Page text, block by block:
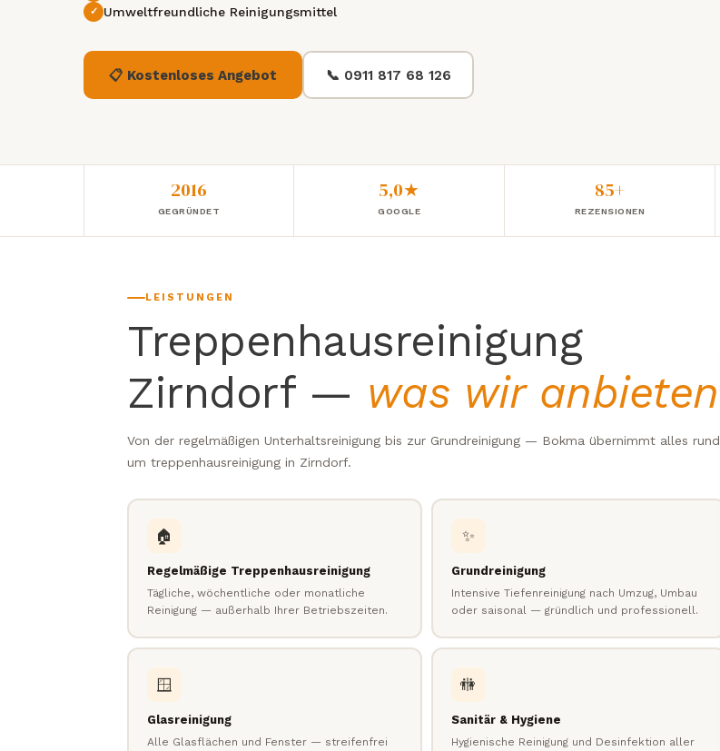
Umweltfreundliche Reinigungsmittel
📋 Kostenloses Angebot 📞 0911 817 68 126
2016
GEGRÜNDET
5,0★
GOOGLE
85+
REZENSIONEN
LEISTUNGEN
Treppenhausreinigung
Zirndorf — was wir anbieten
Von der regelmäßigen Unterhaltsreinigung bis zur Grundreinigung — Bokma übernimmt alles rund
um treppenhausreinigung in Zirndorf.
🏠
Regelmäßige Treppenhausreinigung
Tägliche, wöchentliche oder monatliche
Reinigung — außerhalb Ihrer Betriebszeiten.
✨
Grundreinigung
Intensive Tiefenreinigung nach Umzug, Umbau
oder saisonal — gründlich und professionell.
🪟
Glasreinigung
Alle Glasflächen und Fenster — streifenfrei
🚻
Sanitär & Hygiene
Hygienische Reinigung und Desinfektion aller